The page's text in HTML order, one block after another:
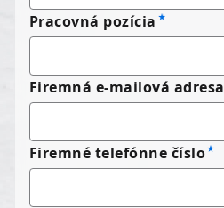
Pracovná pozícia
Firemná e-mailová adresa
Firemné telefónne číslo